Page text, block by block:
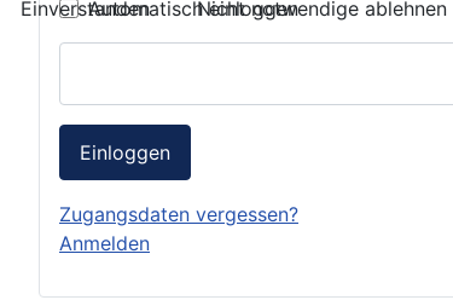
Automatisch einloggen
Einloggen
Zugangsdaten vergessen?
Anmelden
Einverstanden
Nicht notwendige ablehnen